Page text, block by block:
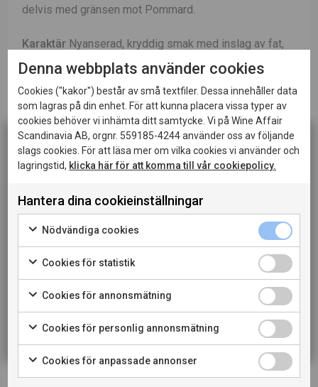
delvis med gränsen mot Pommard.
Karaktär Nyanserad, kryddig smak med inslag av fat,
körsbär, jordgubbar, kardemumma, nougat, lingon och
sandelträ.
VinifieringEfter avstjälkning fermenteras druvorna i
fyra veckor.
LagringVinet lagras på ekfat från eget tunnbinderi i 18
Passar tillServera till eleganta fågel- eller kötträtter.
LADDA NER PRODUKTBLAD
LÄS MER OM PRODUCENTEN
Denna webbplats använder cookies
Cookies ("kakor") består av små textfiler. Dessa innehåller data
som lagras på din enhet. För att kunna placera vissa typer av
cookies behöver vi inhämta ditt samtycke. Vi på Wine Affair
Scandinavia AB, orgnr. 559185-4244 använder oss av följande
slags cookies. För att läsa mer om vilka cookies vi använder och
lagringstid, klicka här för att komma till vår cookiepolicy.
Hantera dina cookieinställningar
Nödvändiga cookies
Cookies för statistik
Cookies för annonsmätning
Cookies för personlig annonsmätning
Cookies för anpassade annonser
Denna sida innehåller information om alkoholhaltiga
När jag bekräftar att jag är 20 år eller äldre godkänner
jag också att webbplatsen använder cookies.